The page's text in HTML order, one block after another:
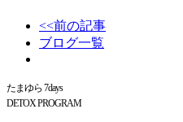
<<前の記事
ブログ一覧
たまゆら 7days
DETOX PROGRAM